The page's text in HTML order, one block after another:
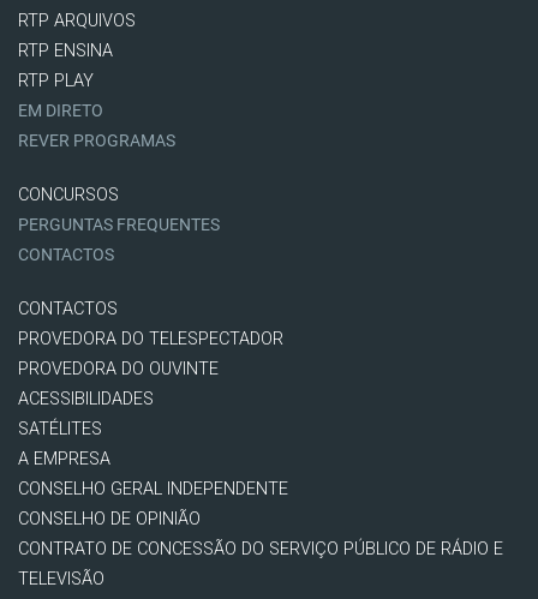
RTP ARQUIVOS
RTP ENSINA
RTP PLAY
EM DIRETO
REVER PROGRAMAS
CONCURSOS
PERGUNTAS FREQUENTES
CONTACTOS
CONTACTOS
PROVEDORA DO TELESPECTADOR
PROVEDORA DO OUVINTE
ACESSIBILIDADES
SATÉLITES
A EMPRESA
CONSELHO GERAL INDEPENDENTE
CONSELHO DE OPINIÃO
CONTRATO DE CONCESSÃO DO SERVIÇO PÚBLICO DE RÁDIO E
TELEVISÃO